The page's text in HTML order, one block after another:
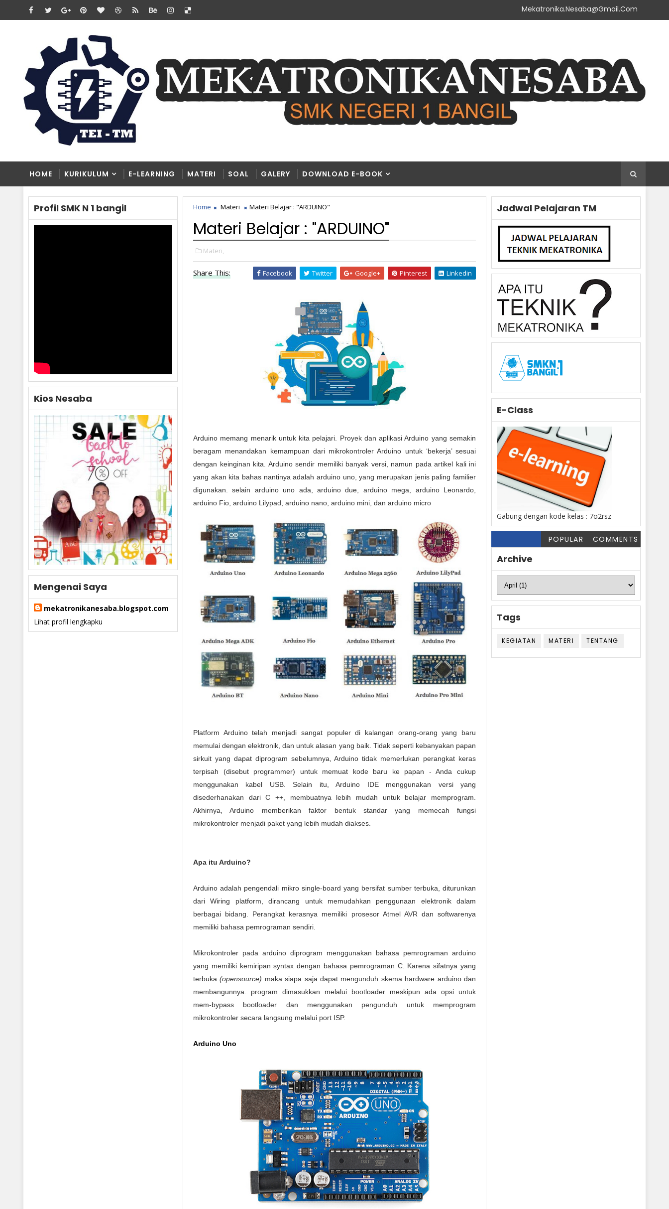
Mekatronika.nesaba@gmail.com
HOME KURIKULUM E-LEARNING MATERI SOAL GALERY DOWNLOAD E-BOOK
Profil SMK N 1 bangil
Kios Nesaba
Mengenai Saya
mekatronikanesaba.blogspot.com
Lihat profil lengkapku
Home Materi Materi Belajar : "ARDUINO"
Materi Belajar : "ARDUINO"
Materi,
Share This: Facebook Twitter Google+ Pinterest Linkedin
Arduino memang menarik untuk kita pelajari. Proyek dan aplikasi Arduino yang semakin
beragam menandakan kemampuan dari mikrokontroler Arduino untuk ‘bekerja’ sesuai
dengan keinginan kita. Arduino sendir memiliki banyak versi, namun pada artikel kali ini
yang akan kita bahas nantinya adalah arduino uno, yang merupakan jenis paling familier
digunakan. selain arduino uno ada , arduino due, arduino mega, arduino Leonardo,
arduino Fio, arduino Lilypad, arduino nano, arduino mini, dan arduino micro
Platform Arduino telah menjadi sangat populer di kalangan orang-orang yang baru
memulai dengan elektronik, dan untuk alasan yang baik. Tidak seperti kebanyakan papan
sirkuit yang dapat diprogram sebelumnya, Arduino tidak memerlukan perangkat keras
terpisah (disebut programmer) untuk memuat kode baru ke papan - Anda cukup
menggunakan kabel USB. Selain itu, Arduino IDE menggunakan versi yang
disederhanakan dari C ++, membuatnya lebih mudah untuk belajar memprogram.
Akhirnya, Arduino memberikan faktor bentuk standar yang memecah fungsi
mikrokontroler menjadi paket yang lebih mudah diakses.
Apa itu Arduino?
Arduino adalah pengendali mikro single-board yang bersifat sumber terbuka, diturunkan
dari Wiring platform, dirancang untuk memudahkan penggunaan elektronik dalam
berbagai bidang. Perangkat kerasnya memiliki prosesor Atmel AVR dan softwarenya
memiliki bahasa pemrograman sendiri.
Mikrokontroler pada arduino diprogram menggunakan bahasa pemrograman arduino
yang memiliki kemiripan syntax dengan bahasa pemrograman C. Karena sifatnya yang
terbuka(opensource) maka siapa saja dapat mengunduh skema hardware arduino dan
membangunnya. program dimasukkan melalui bootloader meskipun ada opsi untuk
mem-bypass bootloader dan menggunakan pengunduh untuk memprogram
mikrokontroler secara langsung melalui port ISP.
Arduino Uno
Jadwal Pelajaran TM
E-Class
Gabung dengan kode kelas : 7o2rsz
POPULAR COMMENTS
Archive
Tags
KEGIATAN MATERI TENTANG